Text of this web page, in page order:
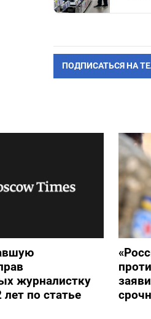
ПОДПИСАТЬСЯ НА
журналистку
по статье